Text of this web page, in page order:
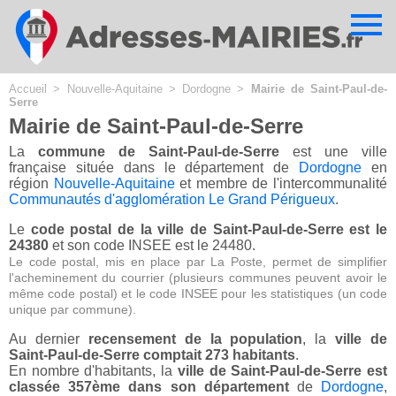
Accueil > Nouvelle-Aquitaine> Dordogne >
Mairie de Saint-Paul-de-
Serre
Mairie de Saint-Paul-de-Serre
La commune de Saint-Paul-de-Serre est une ville
française située dans le département de
Dordogne en
région Nouvelle-Aquitaineet membre de l'intercommunalité
Communautés d'agglomération Le Grand Périgueux.
Le code postal de la ville de Saint-Paul-de-Serre est le
24380 et son code INSEE est le 24480.
Le code postal, mis en place par La Poste, permet de simplifier
l'acheminement du courrier (plusieurs communes peuvent avoir le
même code postal) et le code INSEE pour les statistiques (un code
unique par commune).
Au dernier recensement de la population, laville de
Saint-Paul-de-Serre comptait 273 habitants.
En nombre d'habitants, la ville de Saint-Paul-de-Serre est
classée 357ème dans son départementde Dordogne,
Cookies management panel